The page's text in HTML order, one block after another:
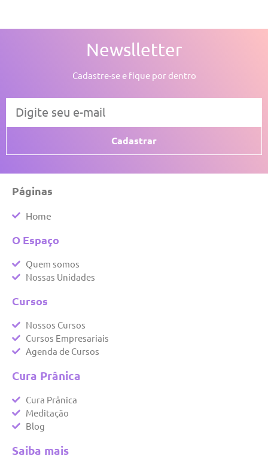
Newslletter
Cadastre-se e fique por dentro
Cadastrar
Páginas
Home
O Espaço
Quem somos
Nossas Unidades
Cursos
Nossos Cursos
Cursos Empresariais
Agenda de Cursos
Cura Prânica
Cura Prânica
Meditação
Blog
Saiba mais